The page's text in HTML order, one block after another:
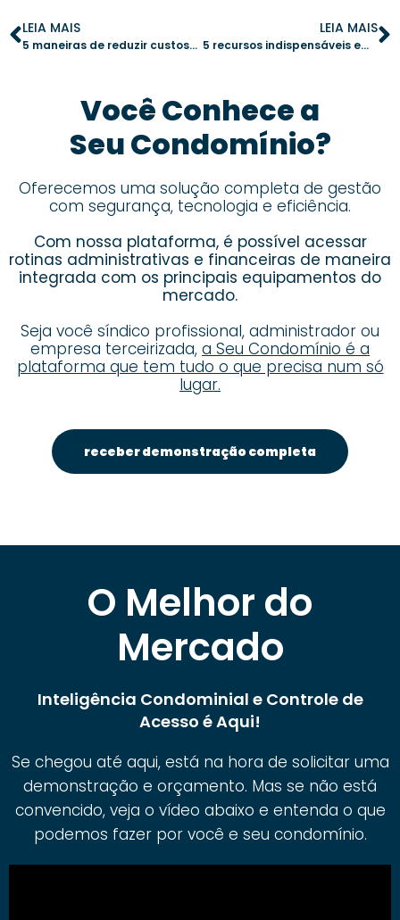
LEIA MAIS
5 maneiras de reduzir custos com um aplicativo de gestão no seu condomínio
LEIA MAIS
5 recursos indispensáveis em um aplicativo para condomínio que otimizam a gestão
Você Conhece a
Seu Condomínio?
Oferecemos uma solução completa de gestão
com segurança, tecnologia e eficiência.
Com nossa plataforma, é possível acessar
rotinas administrativas e financeiras de maneira
integrada com os principais equipamentos do
mercado.
Seja você síndico profissional, administrador ou
empresa terceirizada, a Seu Condomínio é a
plataforma que tem tudo o que precisa num só
lugar.
receber demonstração completa
O Melhor do
Mercado
Inteligência Condominial e Controle de
Acesso é Aqui!
Se chegou até aqui, está na hora de solicitar uma
demonstração e orçamento. Mas se não está
convencido, veja o vídeo abaixo e entenda o que
podemos fazer por você e seu condomínio.